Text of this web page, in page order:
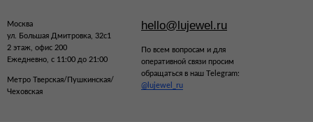
По всем вопросам и для
оперативной связи просим
обращаться в наш Telegram:
@lujewel_ru
Москва
ул. Большая Дмитровка, 32с1
2 этаж, офис 200
Ежедневно, с 11:00 до 21:00
hello@lujewel.ru
Метро Тверская/Пушкинская/
Чеховская